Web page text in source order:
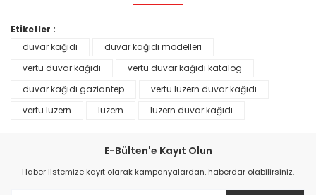
Etiketler :
duvar kağıdı
duvar kağıdı modelleri
vertu duvar kağıdı
vertu duvar kağıdı katalog
duvar kağıdı gaziantep
vertu luzern duvar kağıdı
vertu luzern
luzern luzern duvar kağıdı
E-Bülten'e Kayıt Olun
Haber listemize kayıt olarak kampanyalardan, haberdar olabilirsiniz.